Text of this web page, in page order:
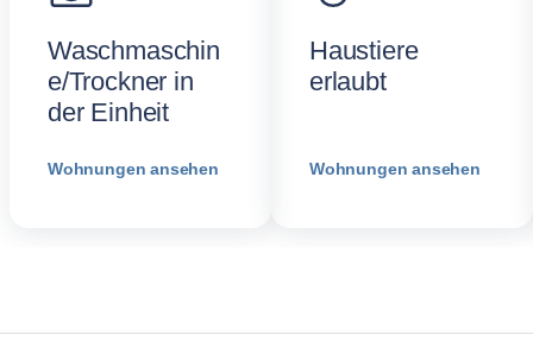
Waschmaschin
e/Trockner in
der Einheit
Wohnungen ansehen
Haustiere
erlaubt
Wohnungen ansehen